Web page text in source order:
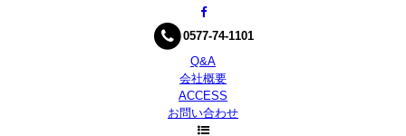
0577-74-1101
Q&A
会社概要
ACCESS
お問い合わせ